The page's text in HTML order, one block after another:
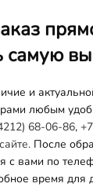
самую
и
любым
68-06-86,
После
с вами по
время для